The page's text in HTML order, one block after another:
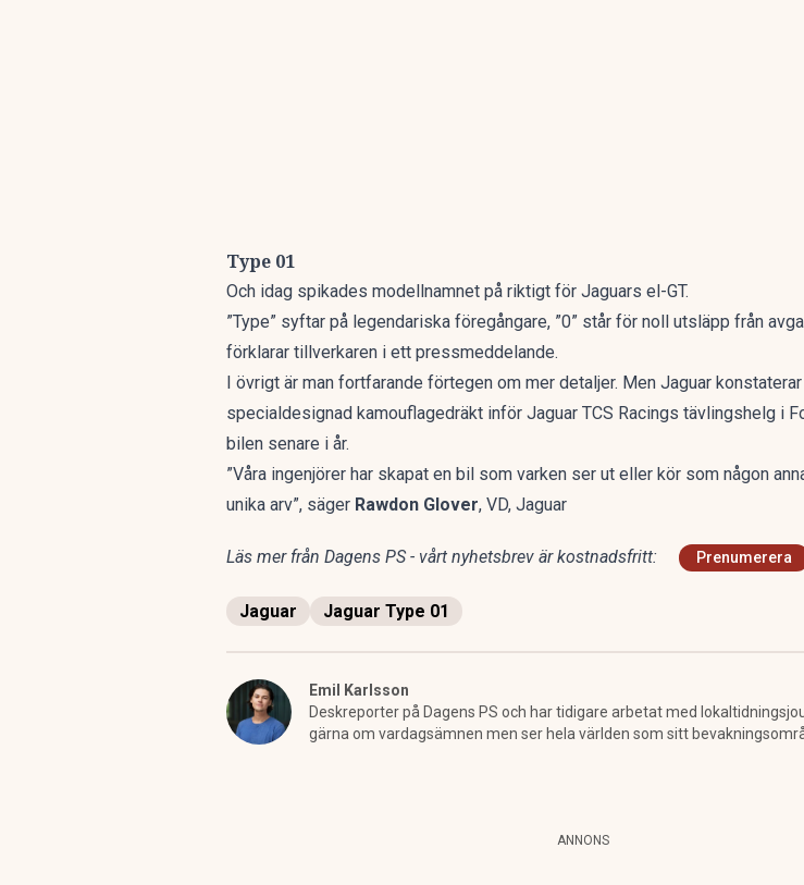
Type 01
Och idag spikades modellnamnet på riktigt för Jaguars el-GT.
”Type” syftar på legendariska föregångare, ”0” står för noll utsläpp från
förklarar tillverkaren i ett pressmeddelande.
I övrigt är man fortfarande förtegen om mer detaljer. Men Jaguar
specialdesignad kamouflagedräkt inför Jaguar TCS Racings tävlingshelg i
bilen senare i år.
”Våra ingenjörer har skapat en bil som varken ser ut eller kör som någon
unika arv”, säger Rawdon Glover, VD, Jaguar
Läs mer från Dagens PS - vårt nyhetsbrev är kostnadsfritt: Prenumerera
Jaguar Jaguar Type 01
Emil Karlsson
Deskreporter på Dagens PS och har tidigare arbetat med
gärna om vardagsämnen men ser hela världen som sitt
ANNONS